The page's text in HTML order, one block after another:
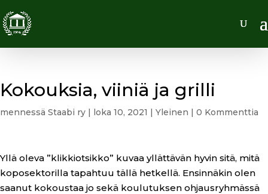
Kokouksia, viiniä ja grilli
mennessä Staabi ry | loka 10, 2021 | Yleinen | 0 Kommenttia
Yllä oleva ”klikkiotsikko” kuvaa yllättävän hyvin sitä, mitä
koposektorilla tapahtuu tällä hetkellä. Ensinnäkin olen
saanut kokoustaa jo sekä koulutuksen ohjausryhmässä